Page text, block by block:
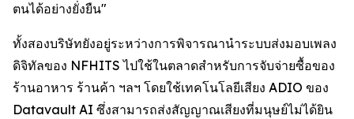
ตนได้อย่างยั่งยืน"
ทั้งสองบริษัทยังอยู่ระหว่างการพิจารณานำระบบส่งมอบเพลง
ดิจิทัลของ NFHITS ไปใช้ในตลาดสำหรับการจับจ่ายซื้อของ
ร้านอาหาร ร้านค้า ฯลฯ โดยใช้เทคโนโลยีเสียง ADIO ของ
Datavault AI ซึ่งสามารถส่งสัญญาณเสียงที่มนุษย์ไม่ได้ยิน